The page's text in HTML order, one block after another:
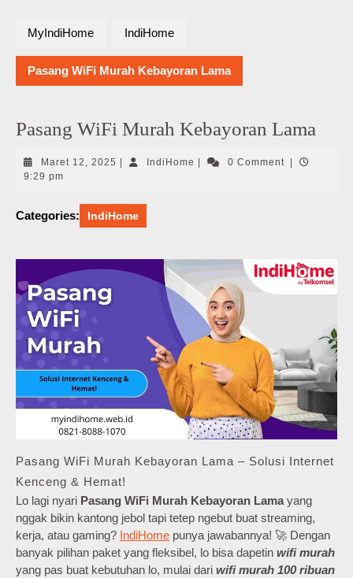
MyIndiHome IndiHome
Pasang WiFi Murah Kebayoran Lama
Pasang WiFi Murah Kebayoran Lama
Maret 12, 2025 Maret
IndiHome IndiHome0 Comment
9:29 pm
Categories: IndiHome
Pasang WiFi Murah Kebayoran Lama – Solusi Internet
Kenceng & Hemat!
Lo lagi nyari Pasang WiFi Murah Kebayoran Lamayang
nggak bikin kantong jebol tapi tetep ngebut buat streaming,
kerja, atau gaming? IndiHome punya jawabannya! 🚀 Dengan
banyak pilihan paket yang fleksibel, lo bisa dapetin wifi murah
yang pas buat kebutuhan lo, mulai dari wifi murah 100 ribuan